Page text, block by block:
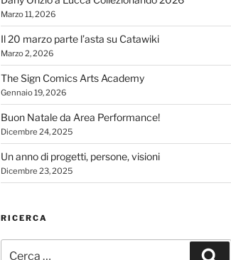
Marzo 11, 2026
Il 20 marzo parte l’asta su Catawiki
Marzo 2, 2026
The Sign Comics Arts Academy
Gennaio 19, 2026
Buon Natale da Area Performance!
Dicembre 24, 2025
Un anno di progetti, persone, visioni
Dicembre 23, 2025
RICERCA